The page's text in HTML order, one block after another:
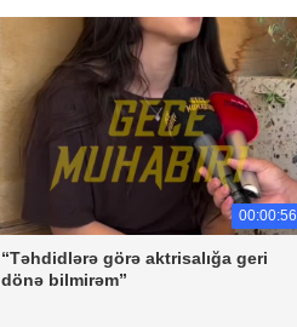
00:00:56
“Təhdidlərə görə aktrisalığa geri
dönə bilmirəm”